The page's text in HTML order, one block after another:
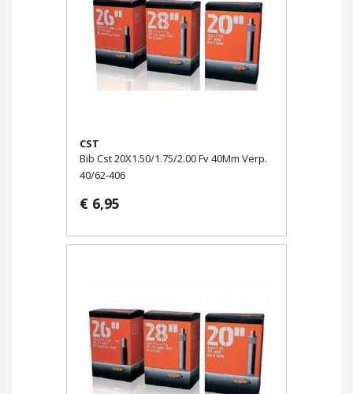
CST
Bib Cst 20X1.50/1.75/2.00 Fv 40Mm Verp.
40/62-406
€ 6,95